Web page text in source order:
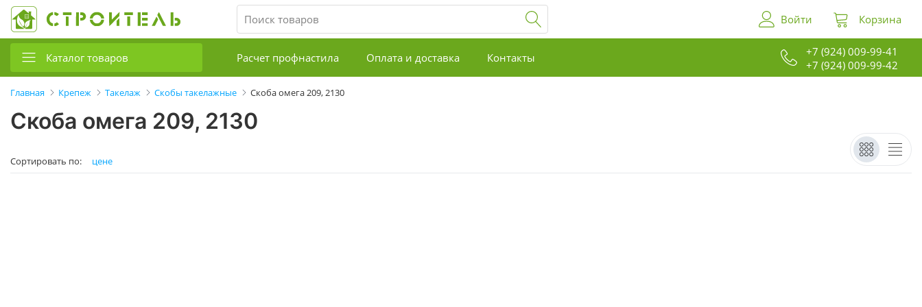
Войти Корзина
Каталог товаров Расчет профнастила Оплата и доставка Контакты
+7 (924) 009-99-41
+7 (924) 009-99-42
Главная Крепеж Такелаж Скобы такелажные Скоба омега 209, 2130
Скоба омега 209, 2130
Сортировать по: цене